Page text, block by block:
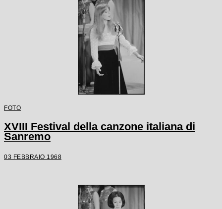
FOTO
XVIII Festival della canzone italiana di
Sanremo
03 FEBBRAIO 1968